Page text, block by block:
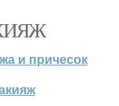
и причесок